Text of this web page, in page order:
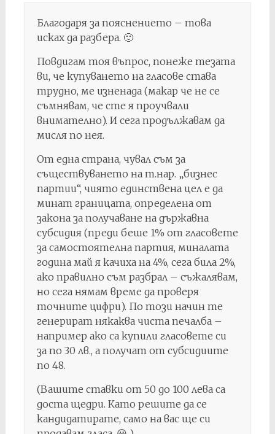
Благодаря за пояснението – това
исках да разбера. 🙂
Повдигам тоя въпрос, понеже тезата
ви, че купуването на гласове става
трудно, ме изненада (макар че не се
съмнявам, че сте я проучвали
внимателно). И сега продължавам да
мисля по нея.
От една страна, чувал съм за
съществуването на т.нар. „бизнес
партии“, чиято единствена цел е да
минат границата, определена от
закона за получаване на държавна
субсидия (преди беше 1% от гласовете
за самостоятелна партия, миналата
година май я качиха на 4%, сега била 2%,
ако правилно съм разбрал – съжалявам,
но сега нямам време да проверя
точните цифри). По този начин те
генерират някаква чиста печалба –
например ако са купили гласовете си
за по 30 лв., а получат от субсидиите
по 48.
(Вашите ставки от 50 до 100 лева са
доста щедри. Като решите да се
кандидатирате, само на вас ще си